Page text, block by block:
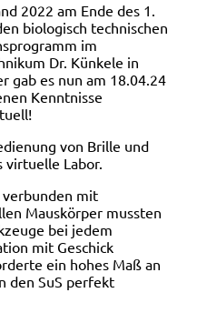
2022 am Ende des 1.
biologisch technischen
im
Dr. Künkele in
gab es nun am 18.04.24
Kenntnisse
von Brille und
virtuelle Labor.
mit
Mauskörper mussten
bei jedem
mit Geschick
ein hohes Maß an
den SuS perfekt